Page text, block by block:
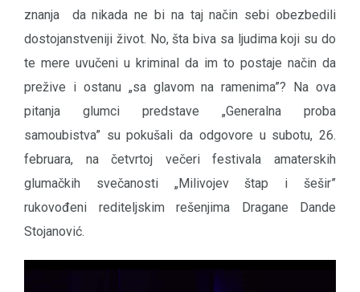
znanja da nikada ne bi na taj način sebi obezbedili
dostojanstveniji život. No, šta biva sa ljudima koji su do
te mere uvučeni u kriminal da im to postaje način da
prežive i ostanu „sa glavom na ramenima”? Na ova
pitanja glumci predstave „Generalna proba
samoubistva” su pokušali da odgovore u subotu, 26.
februara, na četvrtoj večeri festivala amaterskih
glumačkih svečanosti „Milivojev štap i šešir”
rukovođeni rediteljskim rešenjima Dragane Dande
Stojanović.